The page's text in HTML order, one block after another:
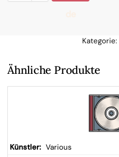
W
Kategorie:
Ähnliche Produkte
Various